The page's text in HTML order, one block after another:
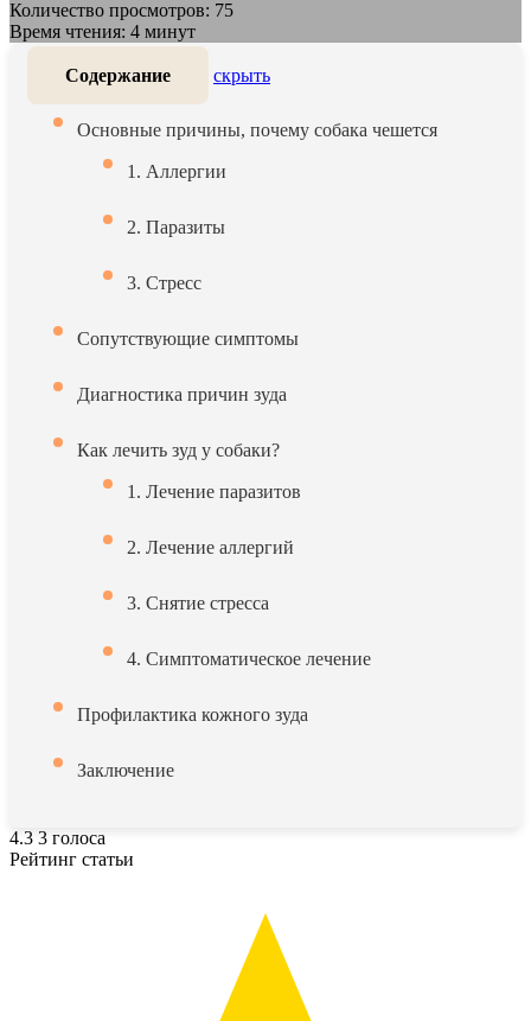
Количество просмотров: 75
Время чтения: 4 минут
Содержание скрыть
Основные причины, почему собака чешется
1. Аллергии
2. Паразиты
3. Стресс
Сопутствующие симптомы
Диагностика причин зуда
Как лечить зуд у собаки?
1. Лечение паразитов
2. Лечение аллергий
3. Снятие стресса
4. Симптоматическое лечение
Профилактика кожного зуда
Заключение
4.3 3 голоса
Рейтинг статьи